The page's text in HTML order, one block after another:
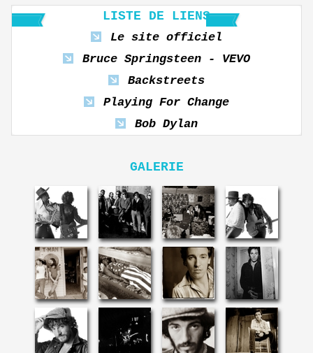
LISTE DE LIENS
Le site officiel
Bruce Springsteen - VEVO
Backstreets
Playing For Change
Bob Dylan
GALERIE